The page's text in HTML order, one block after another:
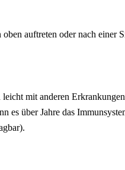
auftreten oder nach
mit anderen
über Jahre das